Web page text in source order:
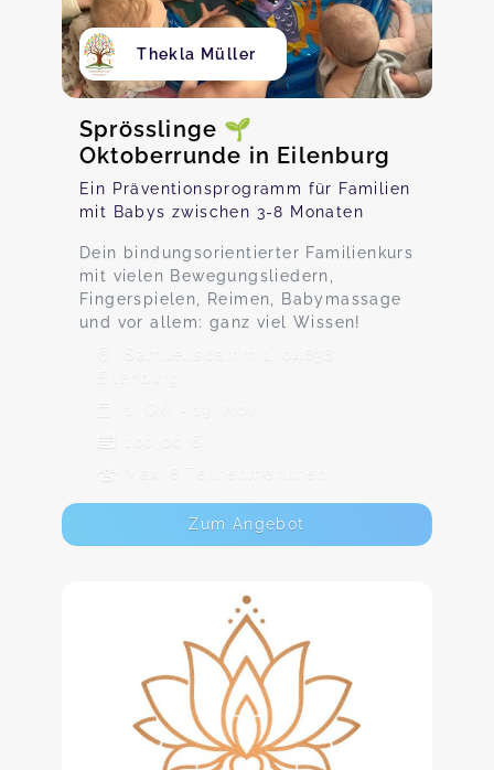
Thekla Müller
Sprösslinge 🌱
Oktoberrunde in Eilenburg
Ein Präventionsprogramm für Familien
mit Babys zwischen 3-8 Monaten
Dein bindungsorientierter Familienkurs
mit vielen Bewegungsliedern,
Fingerspielen, Reimen, Babymassage
und vor allem: ganz viel Wissen!
Samuelisdamm 1, 04838
Eilenburg
1. Okt - 19. Nov
100,00 €
Max. 8 TeilnehmerInnen
Zum Angebot